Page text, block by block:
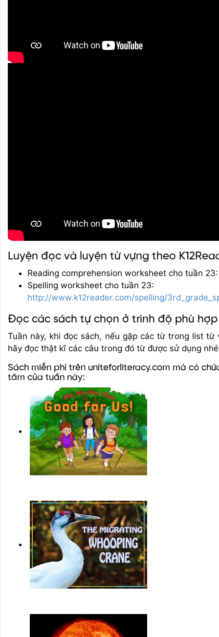
Luyện đọc và luyện từ vựng theo
Reading comprehension worksheet cho tuần
Spelling worksheet cho tuần 23:
http://www.k12reader.com/spelling/
Đọc các sách tự chọn ở trình độ phù hợp
Tuần này, khi đọc sách, nếu gặp các từ trong list từ
hãy đọc thật kĩ các câu trong đó từ được sử dụng
Sách miễn phí trên uniteforliteracy.com mà có
tâm của tuần này: